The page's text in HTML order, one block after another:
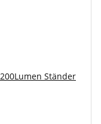
Ständer